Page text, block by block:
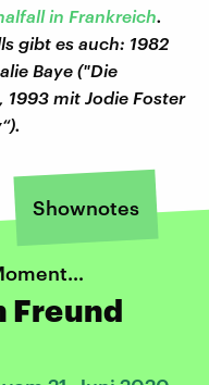
in Frankreich.
gibt es auch: 1982
Baye ("Die
1993 mit Jodie Foster
Shownotes
Freund